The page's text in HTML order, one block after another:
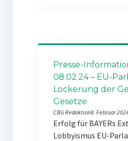
Presse-
08.02.24 – EU-
Lockerung der
Gesetze
CBG Redaktion8. Februar
Erfolg für BAYERs
Lobbyismus EU-